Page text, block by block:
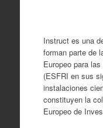
Instruct es una
forman parte de
Europeo para
(ESFRI en sus
instalaciones
constituyen la
Europeo de